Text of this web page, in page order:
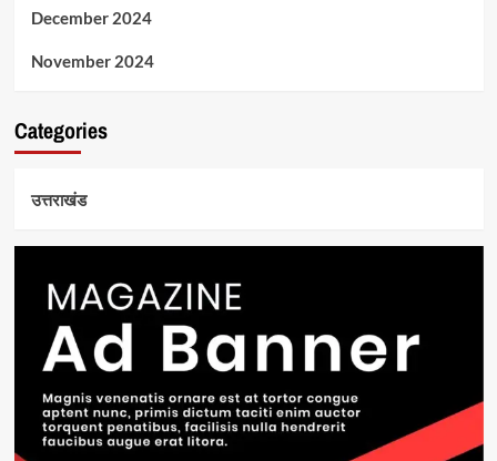
December 2024
November 2024
Categories
उत्तराखंड